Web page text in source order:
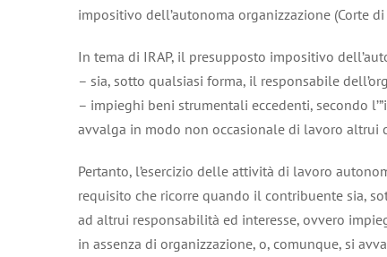
impositivo dell’autonoma organizzazione (Corte
In tema di IRAP, il presupposto impositivo
– sia, sotto qualsiasi forma, il responsabile
– impieghi beni strumentali eccedenti, secondo
avvalga in modo non occasionale di lavoro altrui
Pertanto, l’esercizio delle attività di lavoro
requisito che ricorre quando il contribuente sia,
ad altrui responsabilità ed interesse, ovvero
in assenza di organizzazione, o, comunque, si